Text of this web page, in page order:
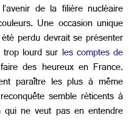
de la filière nucléaire
Une occasion unique
perdu devrait se présenter
lourd sur les comptes de
des heureux en France.
paraître les plus à même
semble réticents à
qui ne veut pas en entendre